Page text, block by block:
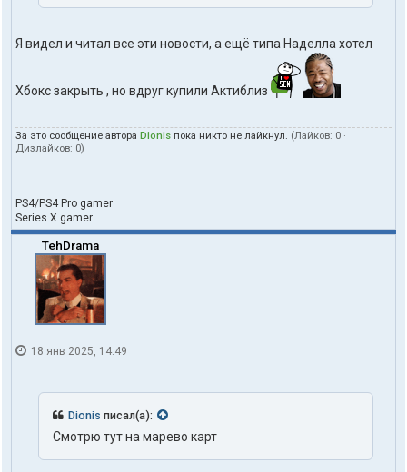
Я видел и читал все эти новости, а ещё типа Наделла хотел
Хбокс закрыть , но вдруг купили Актиблиз
За это сообщение автора Dionis пока никто не лайкнул. (Лайков: 0 ·
Дизлайков: 0)
PS4/PS4 Pro gamer
Series X gamer
TehDrama
18 янв 2025, 14:49
Dionis писал(а):
Смотрю тут на марево карт